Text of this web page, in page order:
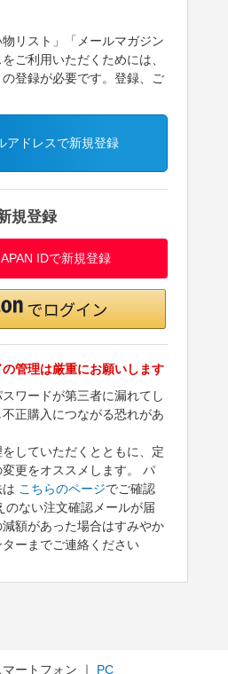
物リスト」「メールマガジン
ご利用いただくためには、
の登録が必要です。登録、ご
アドレスで新規登録
規登録
IDで新規登録
管理は厳重にお願いします
ワードが第三者に漏れてし
正購入につながる恐れがあ
していただくとともに、定
更をオススメします。 パ
こちらのページでご確認
のない注文確認メールが届
額があった場合はすみやか
ーまでご連絡ください
ートフォン ｜ PC